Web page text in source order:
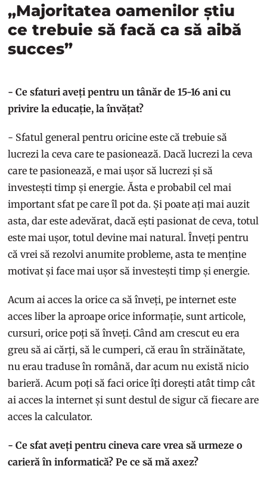
„Majoritatea oamenilor știu
ce trebuie să facă ca să aibă
succes”
- Ce sfaturi aveți pentru un tânăr de 15-16 ani cu
privire la educație, la învățat?
- Sfatul general pentru oricine este că trebuie să
lucrezi la ceva care te pasionează. Dacă lucrezi la ceva
care te pasionează, e mai ușor să lucrezi și să
investești timp și energie. Ăsta e probabil cel mai
important sfat pe care îl pot da. Și poate ați mai auzit
asta, dar este adevărat, dacă ești pasionat de ceva, totul
este mai ușor, totul devine mai natural. Înveți pentru
că vrei să rezolvi anumite probleme, asta te menține
motivat și face mai ușor să investești timp și energie.
Acum ai acces la orice ca să înveți, pe internet este
acces liber la aproape orice informație, sunt articole,
cursuri, orice poți să înveți. Când am crescut eu era
greu să ai cărți, să le cumperi, că erau în străinătate,
nu erau traduse în română, dar acum nu există nicio
barieră. Acum poți să faci orice îți dorești atât timp cât
ai acces la internet și sunt destul de sigur că fiecare are
acces la calculator.
- Ce sfat aveți pentru cineva care vrea să urmeze o
carieră în informatică? Pe ce să mă axez?